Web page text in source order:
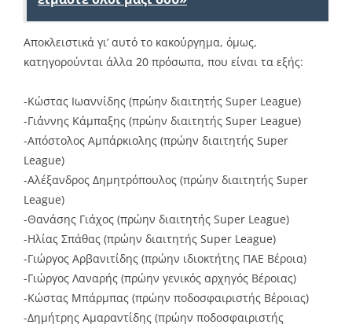
Αποκλειστικά γι’ αυτό το κακούργημα, όμως,
κατηγορούνται άλλα 20 πρόσωπα, που είναι τα εξής:
-Κώστας Ιωαννίδης (πρώην διαιτητής Super League)
-Γιάννης Κάμπαξης (πρώην διαιτητής Super League)
-Απόστολος Αμπάρκιολης (πρώην διαιτητής Super
League)
-Αλέξανδρος Δημητρόπουλος (πρώην διαιτητής Super
League)
-Θανάσης Γιάχος (πρώην διαιτητής Super League)
-Ηλίας Σπάθας (πρώην διαιτητής Super League)
-Γιώργος Αρβανιτίδης (πρώην ιδιοκτήτης ΠΑΕ Βέροια)
-Γιώργος Λαναρής (πρώην γενικός αρχηγός Βέροιας)
-Κώστας Μπάρμπας (πρώην ποδοσφαιριστής Βέροιας)
-Δημήτρης Αμαραντίδης (πρώην ποδοσφαιριστής